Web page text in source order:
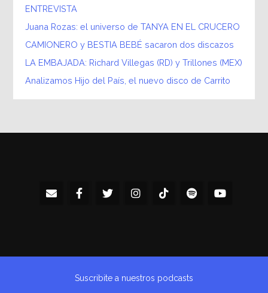
ENTREVISTA
Juana Rozas: el universo de TANYA EN EL CRUCERO
CAMIONERO y BESTIA BEBÉ sacaron dos discazos
LA EMBAJADA: Richard Villegas (RD) y Trillones (MEX)
Analizamos Hijo del País, el nuevo disco de Carrito
Suscribite a nuestros podcasts